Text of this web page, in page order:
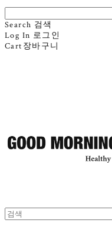
Search 검색
Log In 로그인
Cart 장바구니